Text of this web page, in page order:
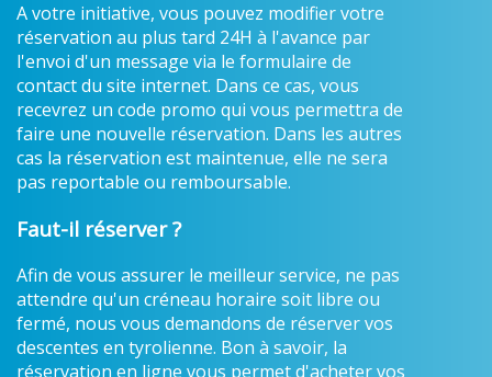
A votre initiative, vous pouvez modifier votre
réservation au plus tard 24H à l'avance par
l'envoi d'un message via le formulaire de
contact du site internet. Dans ce cas, vous
recevrez un code promo qui vous permettra de
faire une nouvelle réservation. Dans les autres
cas la réservation est maintenue, elle ne sera
pas reportable ou remboursable.
Faut-il réserver ?
Afin de vous assurer le meilleur service, ne pas
attendre qu'un créneau horaire soit libre ou
fermé, nous vous demandons de réserver vos
descentes en tyrolienne. Bon à savoir, la
réservation en ligne vous permet d'acheter vos